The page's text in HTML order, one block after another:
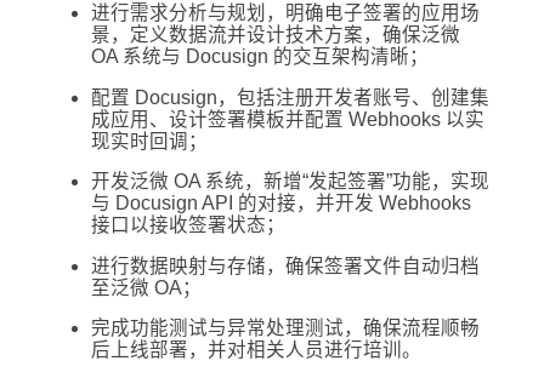
进行需求分析与规划，明确电子签署的应用场
景，定义数据流并设计技术方案，确保泛微
OA 系统与 Docusign 的交互架构清晰；
配置 Docusign，包括注册开发者账号、创建集
成应用、设计签署模板并配置 Webhooks 以实
现实时回调；
开发泛微 OA 系统，新增“发起签署”功能，实现
与 Docusign API 的对接，并开发 Webhooks
接口以接收签署状态；
进行数据映射与存储，确保签署文件自动归档
至泛微 OA；
完成功能测试与异常处理测试，确保流程顺畅
后上线部署，并对相关人员进行培训。